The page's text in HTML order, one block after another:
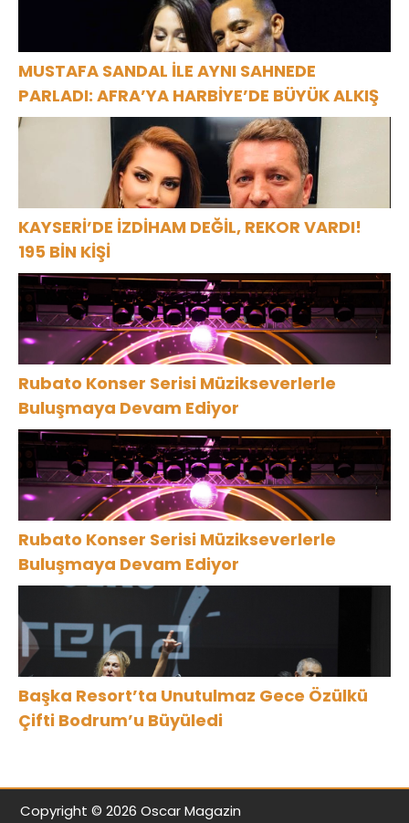
MUSTAFA SANDAL İLE AYNI SAHNEDE
PARLADI: AFRA’YA HARBİYE’DE BÜYÜK ALKIŞ
KAYSERİ’DE İZDİHAM DEĞİL, REKOR VARDI!
195 BİN KİŞİ
Rubato Konser Serisi Müzikseverlerle
Buluşmaya Devam Ediyor
Rubato Konser Serisi Müzikseverlerle
Buluşmaya Devam Ediyor
Başka Resort’ta Unutulmaz Gece Özülkü
Çifti Bodrum’u Büyüledi
Copyright © 2026 Oscar Magazin